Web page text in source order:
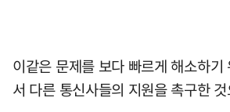
이같은 문제를 보다 빠르게 해소하기
서 다른 통신사들의 지원을 촉구한